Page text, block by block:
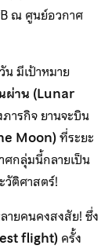
ณ ศูนย์อวกาศ
น มีเป้าหมาย
ผ่าน (Lunar
ารกิจ ยานจะบิน
Moon)ที่ระยะ
กลุ่มนี้กลายเป็น
วัติศาสตร์!
ายคนคงสงสัย! ซึ่ง
flight)ครั้ง